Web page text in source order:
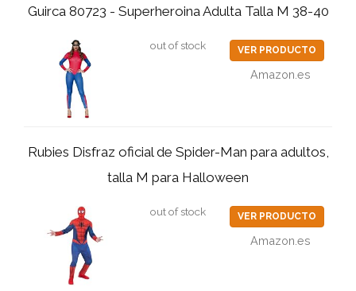
Guirca 80723 - Superheroina Adulta Talla M 38-40
out of stock VER PRODUCTO
Amazon.es
Rubies Disfraz oficial de Spider-Man para adultos,
talla M para Halloween
out of stock VER PRODUCTO
Amazon.es